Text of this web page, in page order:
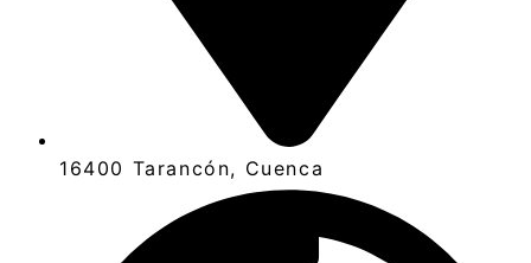
16400 Tarancón, Cuenca